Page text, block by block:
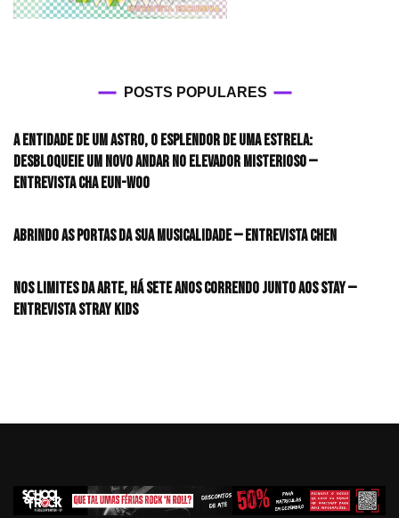
POSTS POPULARES
A entidade de um astro, o esplendor de uma estrela:
desbloqueie um novo andar no elevador misterioso —
Entrevista CHA EUN-WOO
Abrindo as portas da sua musicalidade — Entrevista CHEN
Nos limites da arte, há sete anos correndo junto aos STAY —
Entrevista Stray Kids